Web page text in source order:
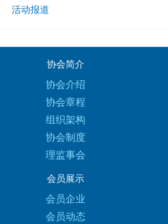
活动报道
协会简介
协会介绍
协会章程
组织架构
协会制度
理监事会
会员展示
会员企业
会员动态